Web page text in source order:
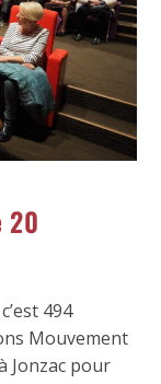
20
494
Mouvement
Jonzac pour